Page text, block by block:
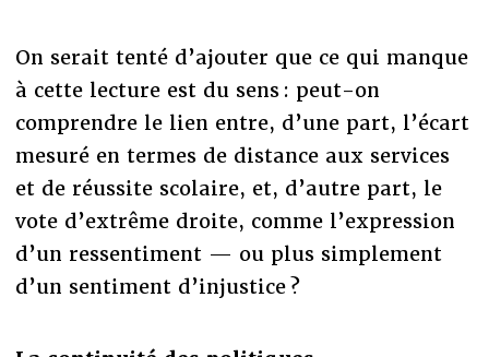
On serait tenté d’ajouter que ce qui manque
à cette lecture est du sens : peut-on
comprendre le lien entre, d’une part, l’écart
mesuré en termes de distance aux services
et de réussite scolaire, et, d’autre part, le
vote d’extrême droite, comme l’expression
d’un ressentiment — ou plus simplement
d’un sentiment d’injustice ?